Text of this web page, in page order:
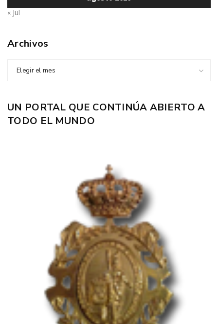
« Jul
Archivos
Elegir el mes
UN PORTAL QUE CONTINÚA ABIERTO A
TODO EL MUNDO